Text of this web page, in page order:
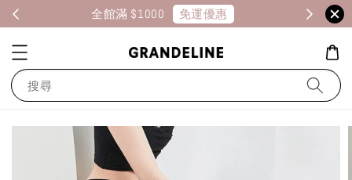
全館滿 $1000 免運優惠 消
搜尋